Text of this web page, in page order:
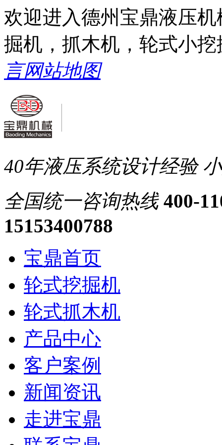
欢迎进入德州宝鼎液压
掘机，抓木机，轮式小
言网站地图
40年液压系统设计经验
全国统一咨询热线 400-
15153400788
宝鼎首页
轮式挖掘机
轮式抓木机
产品中心
客户案例
新闻资讯
走进宝鼎